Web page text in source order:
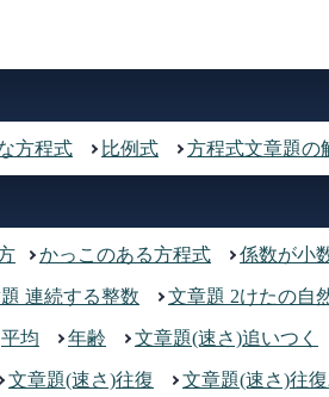
方程式 比例式 方程式文章題の
かっこのある方程式 係数が小
連続する整数 文章題 2けたの自
平均 年齢 文章題(速さ)追いつく
文章題(速さ)往復 文章題(速さ)往復